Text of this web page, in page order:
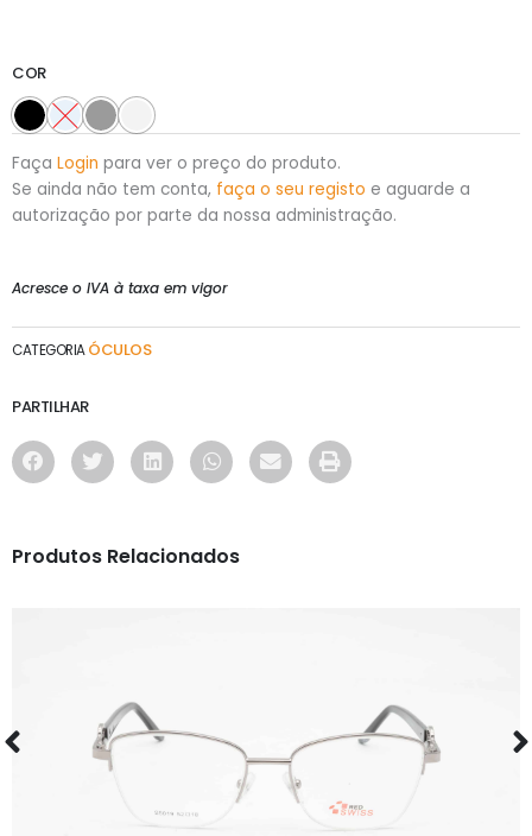
COR
Faça Login para ver o preço do produto.
Se ainda não tem conta, faça o seu registo e aguarde a
autorização por parte da nossa administração.
Acresce o IVA à taxa em vigor
CATEGORIA ÓCULOS
PARTILHAR
Produtos Relacionados